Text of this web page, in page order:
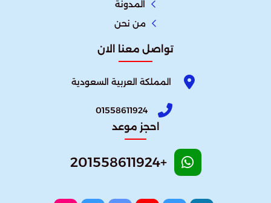
المدونة
من نحن
تواصل معنا الان
المملكة العربية السعودية
01558611924
احجز موعد
+201558611924